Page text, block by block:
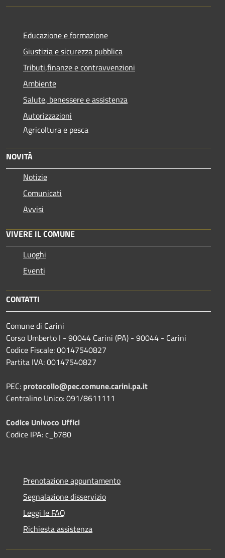
Educazione e formazione
Giustizia e sicurezza pubblica
Tributi,finanze e contravvenzioni
Ambiente
Salute, benessere e assistenza
Autorizzazioni
Agricoltura e pesca
NOVITÀ
Notizie
Comunicati
Avvisi
VIVERE IL COMUNE
Luoghi
Eventi
CONTATTI
Comune di Carini
Corso Umberto I - 90044 Carini (PA) - 90044 - Carini
Codice Fiscale: 00147540827
Partita IVA: 00147540827
PEC: protocollo@pec.comune.carini.pa.it
Centralino Unico: 091/8611111
Codice Univoco Uffici
Codice IPA: c_b780
Prenotazione appuntamento
Segnalazione disservizio
Leggi le FAQ
Richiesta assistenza